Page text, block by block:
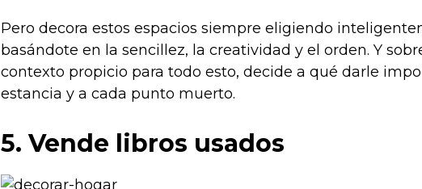
Pero decora estos espacios siempre eligiendo
basándote en la sencillez, la creatividad y el orden. Y
contexto propicio para todo esto, decide a qué darle
estancia y a cada punto muerto.
5. Vende libros usados